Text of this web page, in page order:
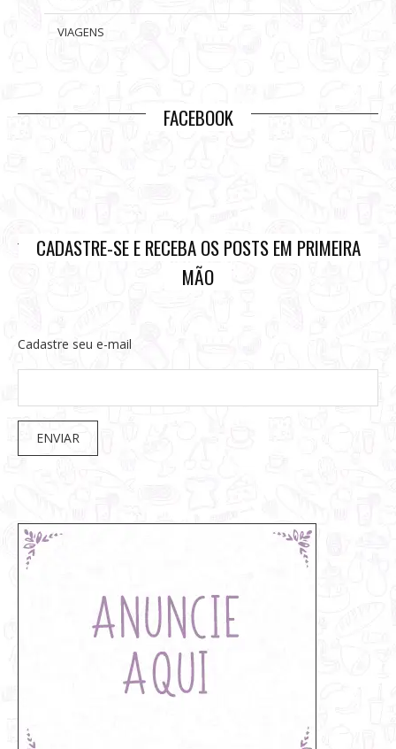
VIAGENS
FACEBOOK
CADASTRE-SE E RECEBA OS POSTS EM PRIMEIRA
MÃO
Cadastre seu e-mail